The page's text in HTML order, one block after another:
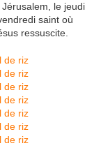
le jeudi
saint où
ressuscite.